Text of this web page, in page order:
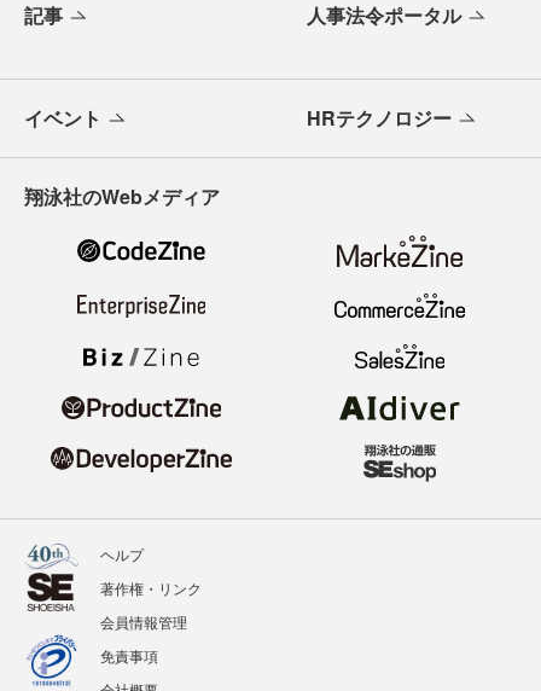
記事 人事法令ポータル
イベント HRテクノロジー
翔泳社のWebメディア
ヘルプ
著作権・リンク
会員情報管理
免責事項